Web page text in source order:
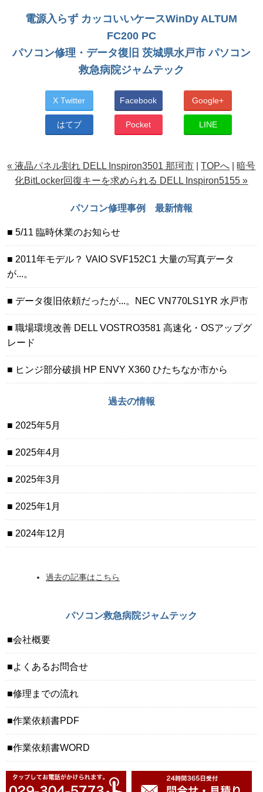
電源入らず カッコいいケースWinDy ALTUM
FC200 PC
パソコン修理・データ復旧 茨城県水戸市 パソコン
救急病院ジャムテック
X Twitter Facebook Google+
はてブ Pocket LINE
« 液晶パネル割れ DELL Inspiron3501 那珂市 |TOPへ
暗号
化BitLocker回復キーを求められる DELL Inspiron5155 »
パソコン修理事例 最新情報
5/11 臨時休業のお知らせ
2011年モデル？ VAIO SVF152C1 大量の写真データ
が...。
データ復旧依頼だったが...。NEC VN770LS1YR 水戸市
職場環境改善 DELL VOSTRO3581 高速化・OSアップグ
レード
ヒンジ部分破損 HP ENVY X360 ひたちなか市から
過去の情報
2025年5月
2025年4月
2025年3月
2025年1月
2024年12月
過去の記事はこちら
パソコン救急病院ジャムテック
会社概要
よくあるお問合せ
修理までの流れ
作業依頼書PDF
作業依頼書WORD